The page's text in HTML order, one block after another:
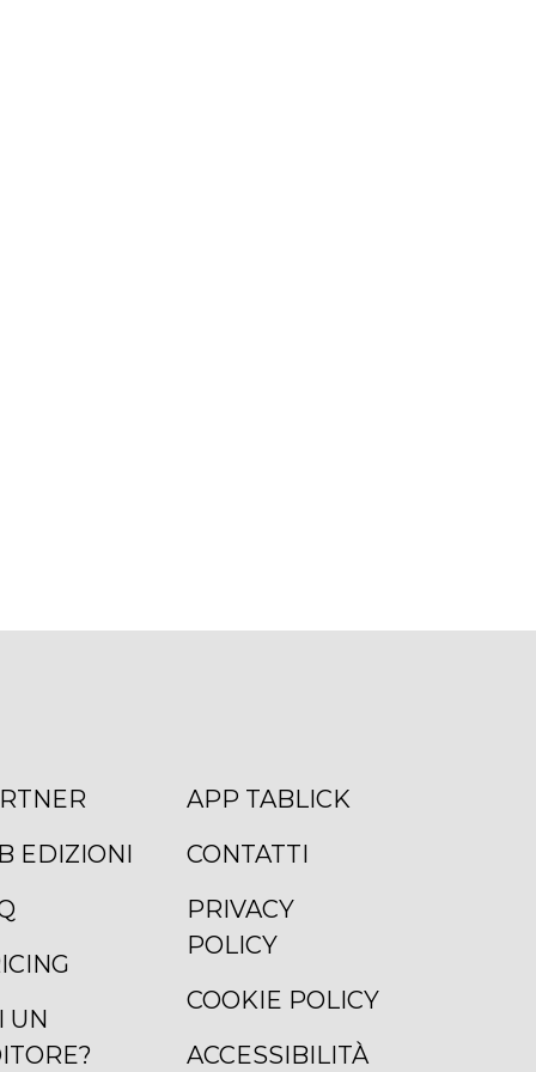
APP TABLICK
CONTATTI
PRIVACY
POLICY
COOKIE POLICY
ACCESSIBILITÀ
EDIZIONI
UN